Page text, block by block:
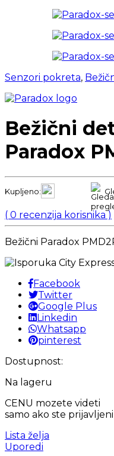
Senzori pokreta,
Bežični
Paradox
Kupljeno:
( 0 recenzija korisnika )
Bežični Paradox
Facebook
Twitter
Google Plus
Linkedin
Whatsapp
pinterest
Dostupnost:
Na lageru
CENU mozete videti
samo ako ste prijavljeni
Lista želja
Uporedi